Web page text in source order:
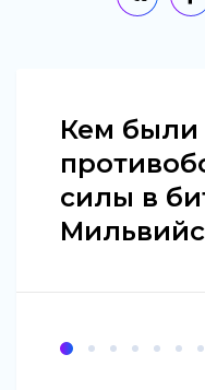
Кем были
силы в